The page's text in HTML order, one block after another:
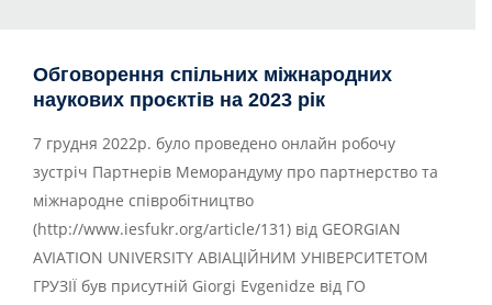
Обговорення спільних міжнародних
наукових проєктів на 2023 рік
7 грудня 2022р. було проведено онлайн робочу
зустріч Партнерів Меморандуму про партнерство та
міжнародне співробітництво
(http://www.iesfukr.org/article/131) від GEORGIAN
AVIATION UNIVERSITY АВІАЦІЙНИМ УНІВЕРСИТЕТОМ
ГРУЗІЇ був присутній Giorgi Evgenidze від ГО